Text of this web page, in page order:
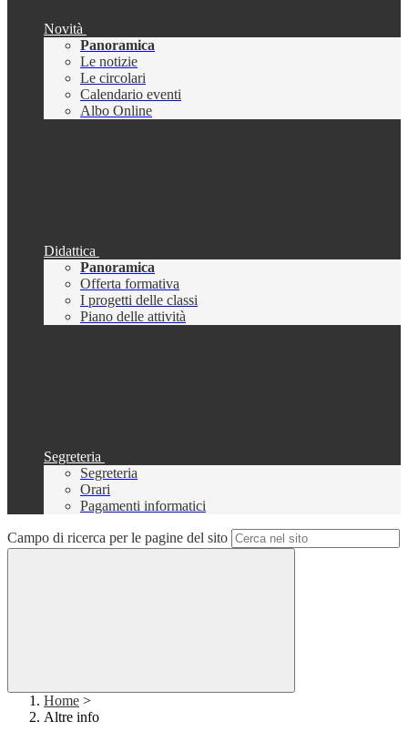
Novità
Panoramica
Le notizie
Le circolari
Calendario eventi
Albo Online
Didattica
Panoramica
Offerta formativa
I progetti delle classi
Piano delle attività
Segreteria
Segreteria
Orari
Pagamenti informatici
Campo di ricerca per le pagine del sito
Home >
Altre info